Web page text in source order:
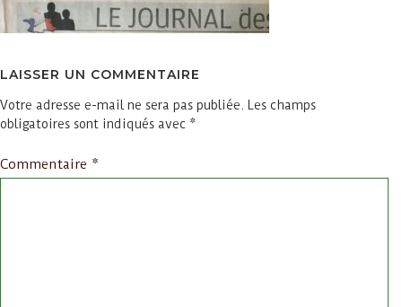
LAISSER UN COMMENTAIRE
Votre adresse e-mail ne sera pas publiée.
Les champs
obligatoires sont indiqués avec *
Commentaire *